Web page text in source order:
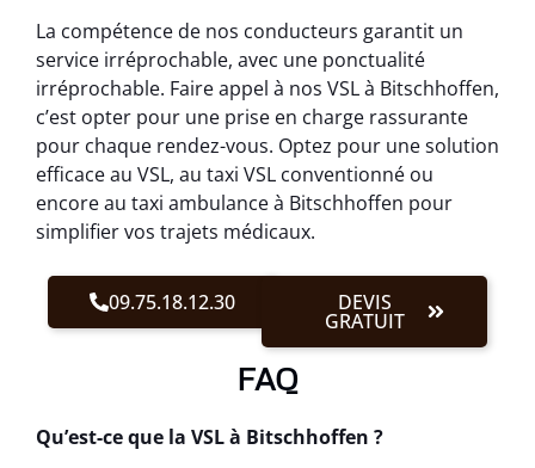
La compétence de nos conducteurs garantit un
service irréprochable, avec une ponctualité
irréprochable. Faire appel à nos VSL à Bitschhoffen,
c’est opter pour une prise en charge rassurante
pour chaque rendez-vous. Optez pour une solution
efficace au VSL, au taxi VSL conventionné ou
encore au taxi ambulance à Bitschhoffen pour
simplifier vos trajets médicaux.
09.75.18.12.30 DEVIS
GRATUIT
FAQ
Qu’est-ce que la VSL à Bitschhoffen ?